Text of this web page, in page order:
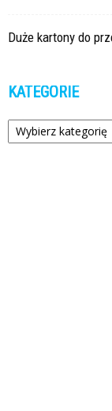
Duże kartony do
KATEGORIE
Kategorie